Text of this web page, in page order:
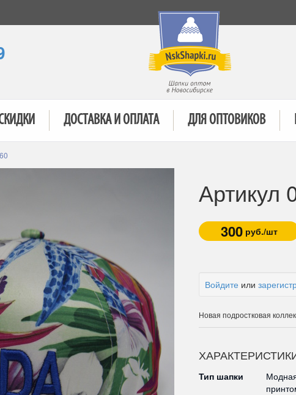
ДОСТАВКА И ОПЛАТА ДЛЯ ОПТОВИКОВ
Артикул
300 руб./шт
Войдите или
Новая подростковая
Тип шапки